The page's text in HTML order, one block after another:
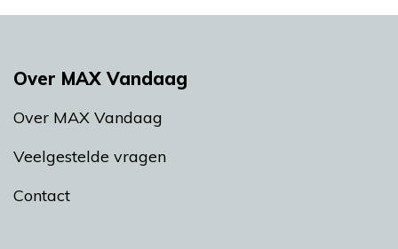
Over MAX Vandaag
Over MAX Vandaag
Veelgestelde vragen
Contact